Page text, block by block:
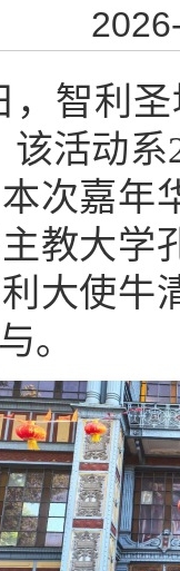
，智利
该活动系
次嘉年
教大学
大使牛
。